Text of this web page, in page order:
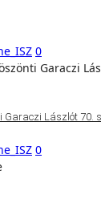
0
Garaczi Lászlót
0